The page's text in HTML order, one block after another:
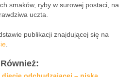
smaków, ryby w surowej postaci, na
uczta.
publikacji znajdującej się na